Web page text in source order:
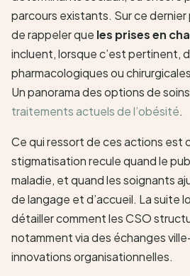
parcours existants. Sur ce
de rappeler que les prises en
incluent, lorsque c’est pertinent,
pharmacologiques ou
Un panorama des options de
traitements actuels de l’obésité.
Ce qui ressort de ces actions est
stigmatisation recule quand le
maladie, et quand les soignants
de langage et d’accueil. La suite
détailler comment les CSO
notamment via des échanges
innovations organisationnelles.